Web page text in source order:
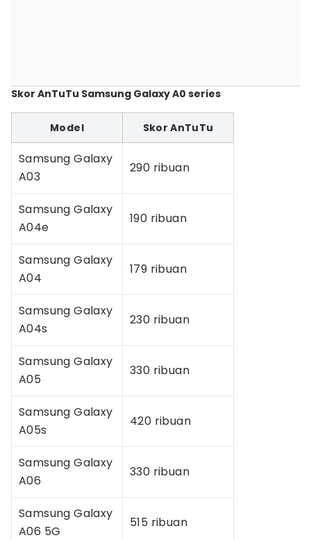
Skor AnTuTu Samsung Galaxy A0 series
Model Skor AnTuTu
Samsung Galaxy
A03
290 ribuan
Samsung Galaxy
A04e
190 ribuan
Samsung Galaxy
A04
179 ribuan
Samsung Galaxy
A04s
230 ribuan
Samsung Galaxy
A05
330 ribuan
Samsung Galaxy
A05s
420 ribuan
Samsung Galaxy
A06
330 ribuan
Samsung Galaxy
A06 5G
515 ribuan